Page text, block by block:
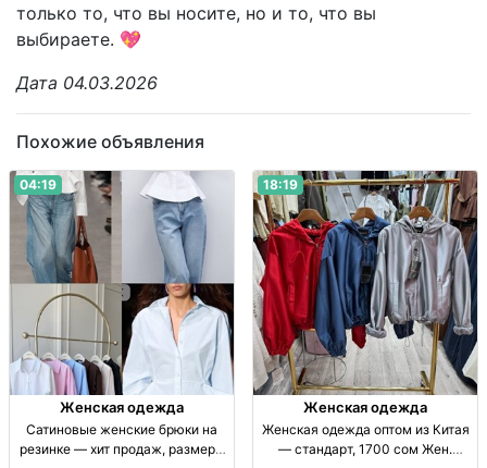
только то, что вы носите, но и то, что вы
выбираете. 💖
Дата 04.03.2026
Похожие объявления
04:19
Женская одежда
Сатиновые женские брюки на
резинке — хит продаж, размеры
18:19
Женская одежда
Женская одежда оптом из Китая
— стандарт, 1700 сом Жен.